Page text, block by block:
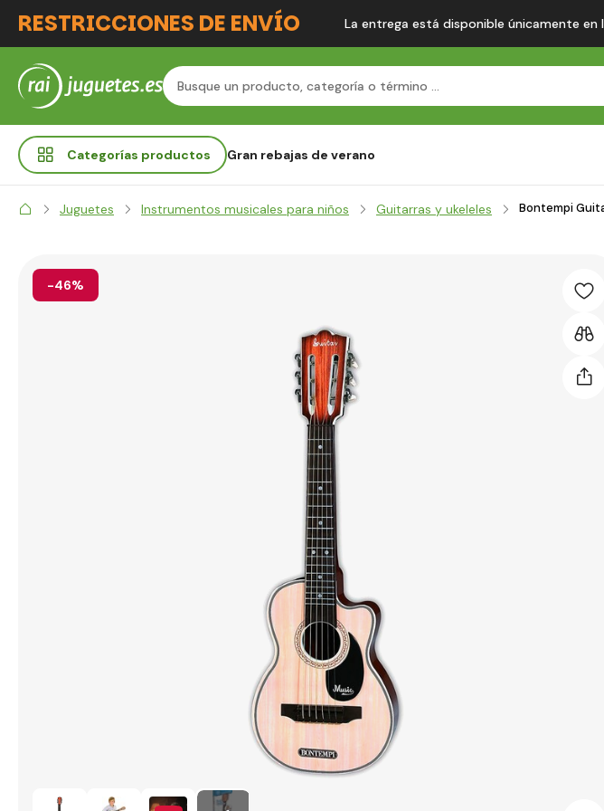
RESTRICCIONES DE ENVÍO La entrega está disponible únicamente en
Categorías productos Gran rebajas de verano
Juguetes Instrumentos musicales para niños Guitarras y ukeleles Bontempi
-46%